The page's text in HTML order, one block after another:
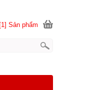
[1] Sản phẩm